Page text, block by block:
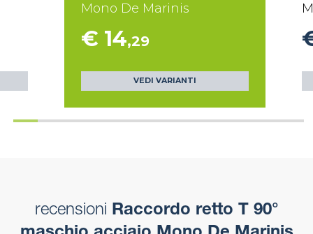
Mono De Marinis
€ 14,29
VEDI VARIANTI
recensioni Raccordo retto T 90°